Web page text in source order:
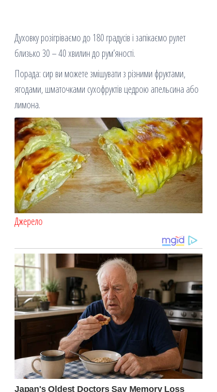
Духовку розігріваємо до 180 градусів і запікаємо рулет
близько 30 – 40 хвилин до рум’яності.
Порада: сир ви можете змішувати з різними фруктами,
ягодами, шматочками сухофруктів цедрою апельсина або
лимона.
Джерело